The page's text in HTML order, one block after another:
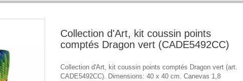
Collection d'Art, kit coussin points
comptés Dragon vert (CADE5492CC)
Collection d'Art, kit coussin points comptés Dragon vert (art.
CADE5492CC). Dimensions: 40 x 40 cm. Canevas 1,8